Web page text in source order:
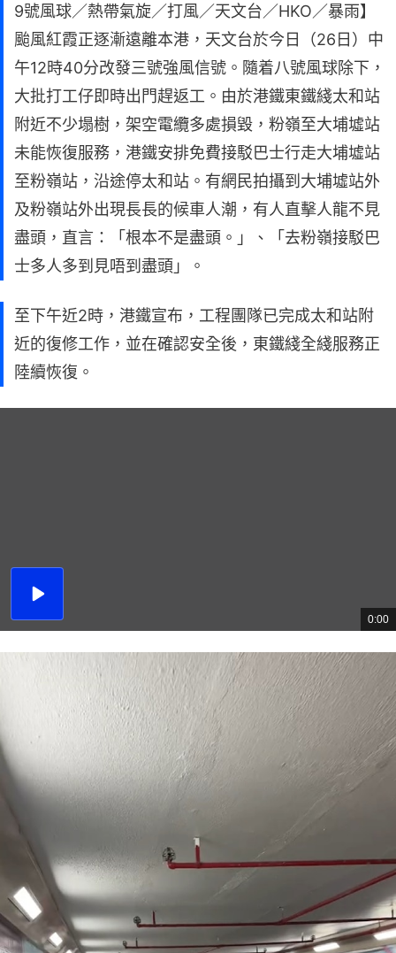
9號風球／熱帶氣旋／打風／天文台／HKO／暴雨】
颱風紅霞正逐漸遠離本港，天文台於今日（26日）中
午12時40分改發三號強風信號。隨着八號風球除下，
大批打工仔即時出門趕返工。由於港鐵東鐵綫太和站
附近不少塌樹，架空電纜多處損毀，粉嶺至大埔墟站
未能恢復服務，港鐵安排免費接駁巴士行走大埔墟站
至粉嶺站，沿途停太和站。有網民拍攝到大埔墟站外
及粉嶺站外出現長長的候車人潮，有人直擊人龍不見
盡頭，直言：「根本不是盡頭。」、「去粉嶺接駁巴
士多人多到見唔到盡頭」。
至下午近2時，港鐵宣布，工程團隊已完成太和站附
近的復修工作，並在確認安全後，東鐵綫全綫服務正
陸續恢復。
播
總
共
0:00